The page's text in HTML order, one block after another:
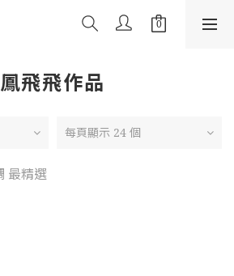
鳳飛飛作品
每頁顯示 24 個